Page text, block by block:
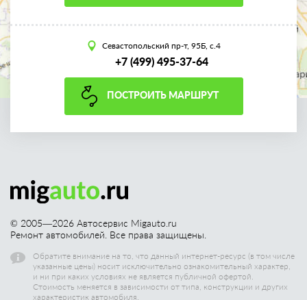
Севастопольский пр-т, 95Б, с.4
+7 (499) 495-37-64
ПОСТРОИТЬ МАРШРУТ
© 2005—2026 Автосервис Migauto.ru
Ремонт автомобилей. Все права защищены.
Обратите внимание на то, что данный интернет-ресурс (в том числе
указанные цены) носит исключительно ознакомительный характер,
и ни при каких условиях не является публичной офертой.
Стоимость меняется в зависимости от типа, конструкции и других
характеристик автомобиля.